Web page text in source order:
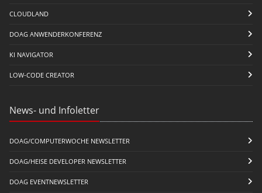
CLOUDLAND
DOAG ANWENDERKONFERENZ
KI NAVIGATOR
LOW-CODE CREATOR
News- und Infoletter
DOAG/COMPUTERWOCHE NEWSLETTER
DOAG/HEISE DEVELOPER NEWSLETTER
DOAG EVENTNEWSLETTER